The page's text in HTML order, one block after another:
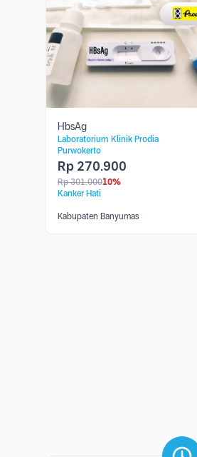
HbsAg
Laboratorium Klinik Prodia
Purwokerto
Rp 270.900
Rp 301.00010%
Kanker Hati
Kabupaten Banyumas